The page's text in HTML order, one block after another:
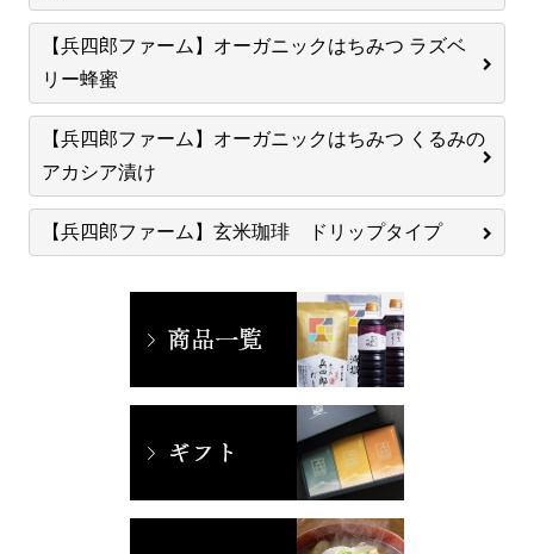
【兵四郎ファーム】オーガニックはちみつ ラズベ
リー蜂蜜
【兵四郎ファーム】オーガニックはちみつ くるみの
アカシア漬け
【兵四郎ファーム】玄米珈琲 ドリップタイプ